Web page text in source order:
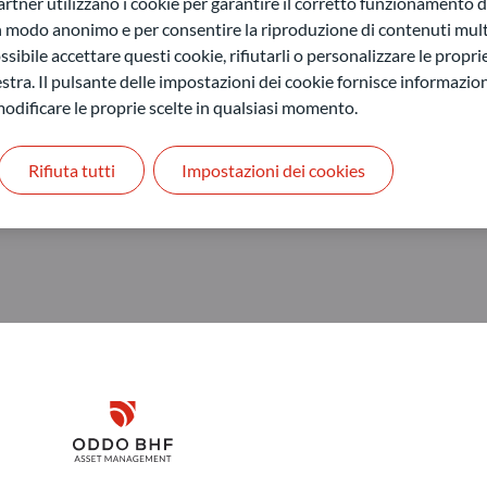
Disclaimer
SAS*
modo anonimo e per consentire la riproduzione di contenuti
accettare questi cookie, rifiutarli o personalizzare le
Il pulsante delle impostazioni dei cookie fornisce
le proprie scelte in qualsiasi momento.
Rifiuta tutti Impostazioni dei cookies